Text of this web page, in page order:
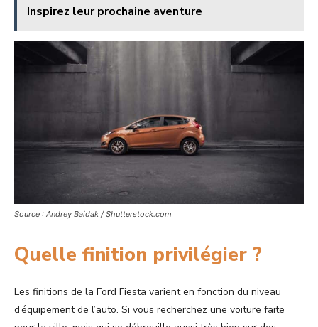
Inspirez leur prochaine aventure
Source : Andrey Baidak / Shutterstock.com
Quelle finition privilégier ?
Les finitions de la Ford Fiesta varient en fonction du niveau
d’équipement de l’auto. Si vous recherchez une voiture faite